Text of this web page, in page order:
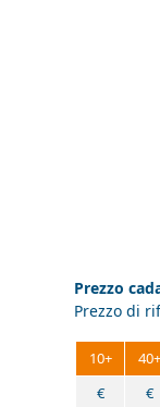
Prezzo
Prezzo di
10+ 40+
€
€